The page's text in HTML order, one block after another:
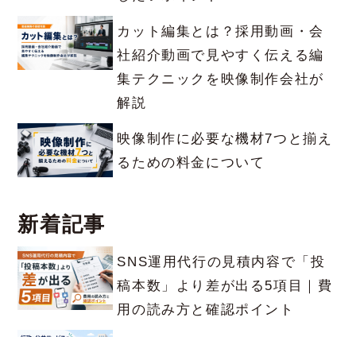
カット編集とは？採用動画・会
社紹介動画で見やすく伝える編
集テクニックを映像制作会社が
解説
映像制作に必要な機材7つと揃え
るための料金について
新着記事
SNS運用代行の見積内容で「投
稿本数」より差が出る5項目｜費
用の読み方と確認ポイント